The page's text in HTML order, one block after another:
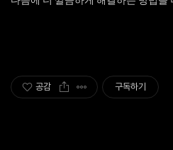
공감 구독하기